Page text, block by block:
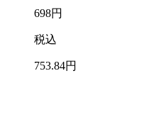
698円
税込
753.84円